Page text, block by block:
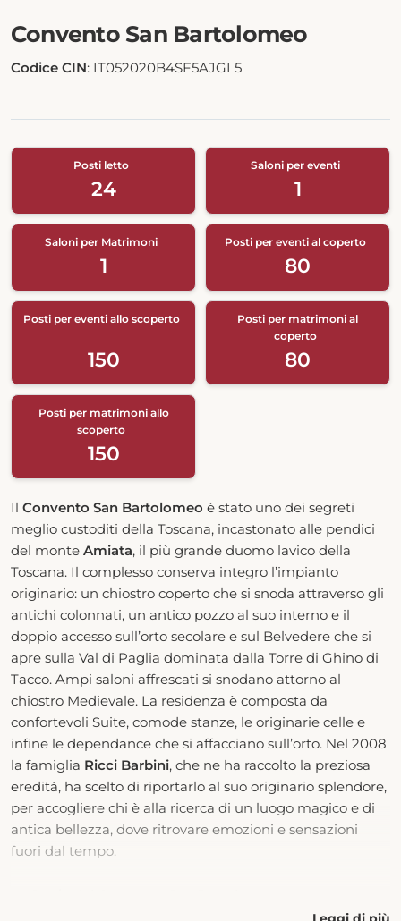
Convento San Bartolomeo
Codice CIN: IT052020B4SF5AJGL5
Posti letto
24
Saloni per eventi
1
Saloni per Matrimoni
1
Posti per eventi al coperto
80
Posti per eventi allo scoperto
150
Posti per matrimoni al
coperto
80
Posti per matrimoni allo
scoperto
150
Il Convento San Bartolomeo è stato uno dei segreti
meglio custoditi della Toscana, incastonato alle pendici
del monte Amiata, il più grande duomo lavico della
Toscana. Il complesso conserva integro l’impianto
originario: un chiostro coperto che si snoda attraverso gli
antichi colonnati, un antico pozzo al suo interno e il
doppio accesso sull’orto secolare e sul Belvedere che si
apre sulla Val di Paglia dominata dalla Torre di Ghino di
Tacco. Ampi saloni affrescati si snodano attorno al
chiostro Medievale. La residenza è composta da
confortevoli Suite, comode stanze, le originarie celle e
infine le dependance che si affacciano sull’orto. Nel 2008
la famiglia Ricci Barbini, che ne ha raccolto la preziosa
eredità, ha scelto di riportarlo al suo originario splendore,
per accogliere chi è alla ricerca di un luogo magico e di
antica bellezza, dove ritrovare emozioni e sensazioni
fuori dal tempo.
abbia scelto